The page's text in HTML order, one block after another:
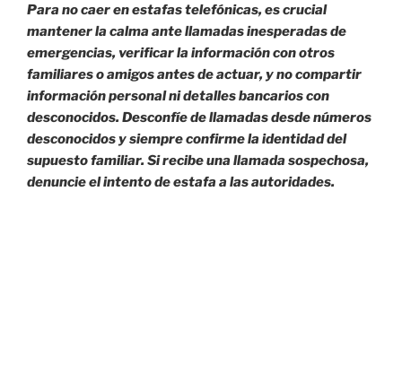
Para no caer en estafas telefónicas, es crucial
mantener la calma ante llamadas inesperadas de
emergencias, verificar la información con otros
familiares o amigos antes de actuar, y no compartir
información personal ni detalles bancarios con
desconocidos. Desconfíe de llamadas desde números
desconocidos y siempre confirme la identidad del
supuesto familiar. Si recibe una llamada sospechosa,
denuncie el intento de estafa a las autoridades.